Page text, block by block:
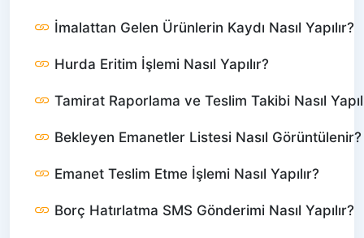
İmalattan Gelen Ürünlerin Kaydı Nasıl Yapılır?
Hurda Eritim İşlemi Nasıl Yapılır?
Tamirat Raporlama ve Teslim Takibi Nasıl
Bekleyen Emanetler Listesi Nasıl Görüntülenir?
Emanet Teslim Etme İşlemi Nasıl Yapılır?
Borç Hatırlatma SMS Gönderimi Nasıl Yapılır?